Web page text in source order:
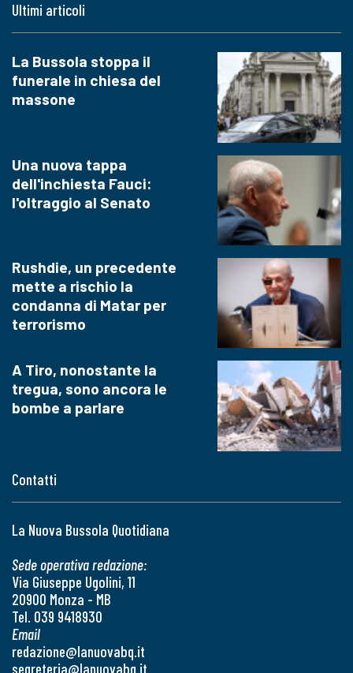
Contatti
La Nuova Bussola Quotidiana
Sede operativa redazione:
Via Giuseppe Ugolini, 11
20900 Monza - MB
Tel. 039 9418930
Email
redazione@lanuovabq.it
segreteria@lanuovabq.it
Ultimi articoli
La Bussola stoppa il
funerale in chiesa del
massone
Una nuova tappa
dell'inchiesta Fauci:
l'oltraggio al Senato
Rushdie, un precedente
mette a rischio la
condanna di Matar per
terrorismo
A Tiro, nonostante la
tregua, sono ancora le
bombe a parlare